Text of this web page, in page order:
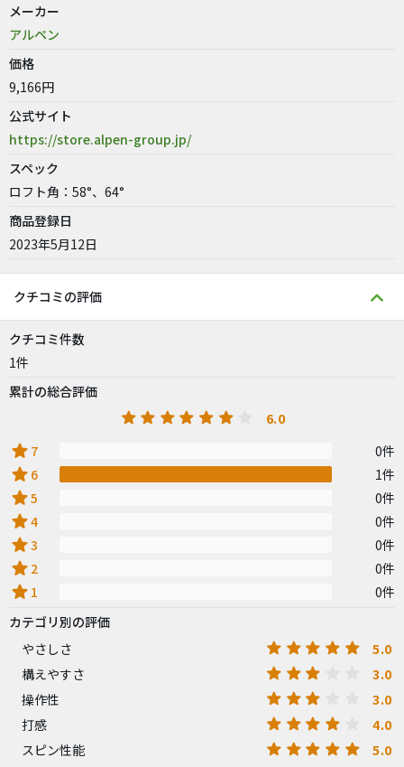
メーカー
アルペン
価格
9,166円
公式サイト
https://store.alpen-group.jp/
スペック
ロフト角：58°、64°
商品登録日
2023年5月12日
クチコミの評価
クチコミ件数
1件
累計の総合評価
6.0
star 7 0件
star 6 1件
star5 0件
star4 0件
star3 0件
star 2 0件
star 1
0件
カテゴリ別の評価
やさしさ
5.0
構えやすさ 3.0
操作性 3.0
打感 4.0
スピン性能 5.0